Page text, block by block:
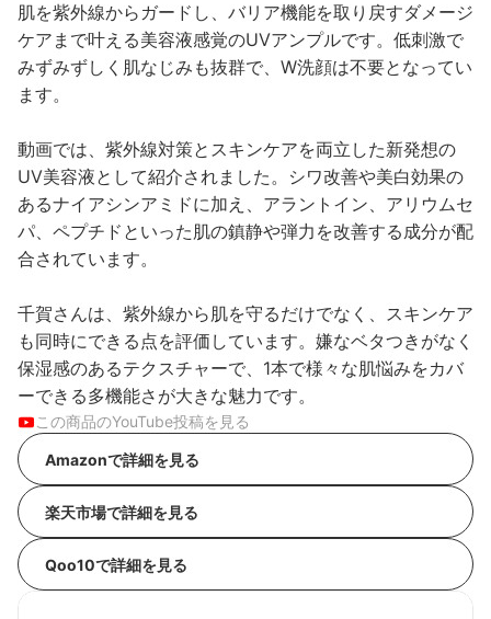
肌を紫外線からガードし、バリア機能を取り戻すダメージ
ケアまで叶える美容液感覚のUVアンプルです。低刺激で
みずみずしく肌なじみも抜群で、W洗顔は不要となってい
ます。
動画では、紫外線対策とスキンケアを両立した新発想の
UV美容液として紹介されました。シワ改善や美白効果の
あるナイアシンアミドに加え、アラントイン、アリウムセ
パ、ペプチドといった肌の鎮静や弾力を改善する成分が配
合されています。
千賀さんは、紫外線から肌を守るだけでなく、スキンケア
も同時にできる点を評価しています。嫌なベタつきがなく
保湿感のあるテクスチャーで、1本で様々な肌悩みをカバ
ーできる多機能さが大きな魅力です。
この商品のYouTube投稿を見る
Amazonで詳細を見る
楽天市場で詳細を見る
Qoo10で詳細を見る